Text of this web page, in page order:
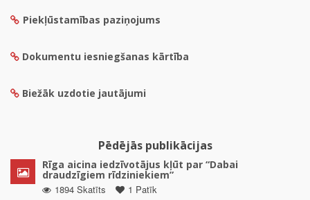
Piekļūstamības paziņojums
Dokumentu iesniegšanas kārtība
Biežāk uzdotie jautājumi
Pēdējās publikācijas
Rīga aicina iedzīvotājus kļūt par “Dabai
draudzīgiem rīdziniekiem”
1894 Skatīts
1 Patīk